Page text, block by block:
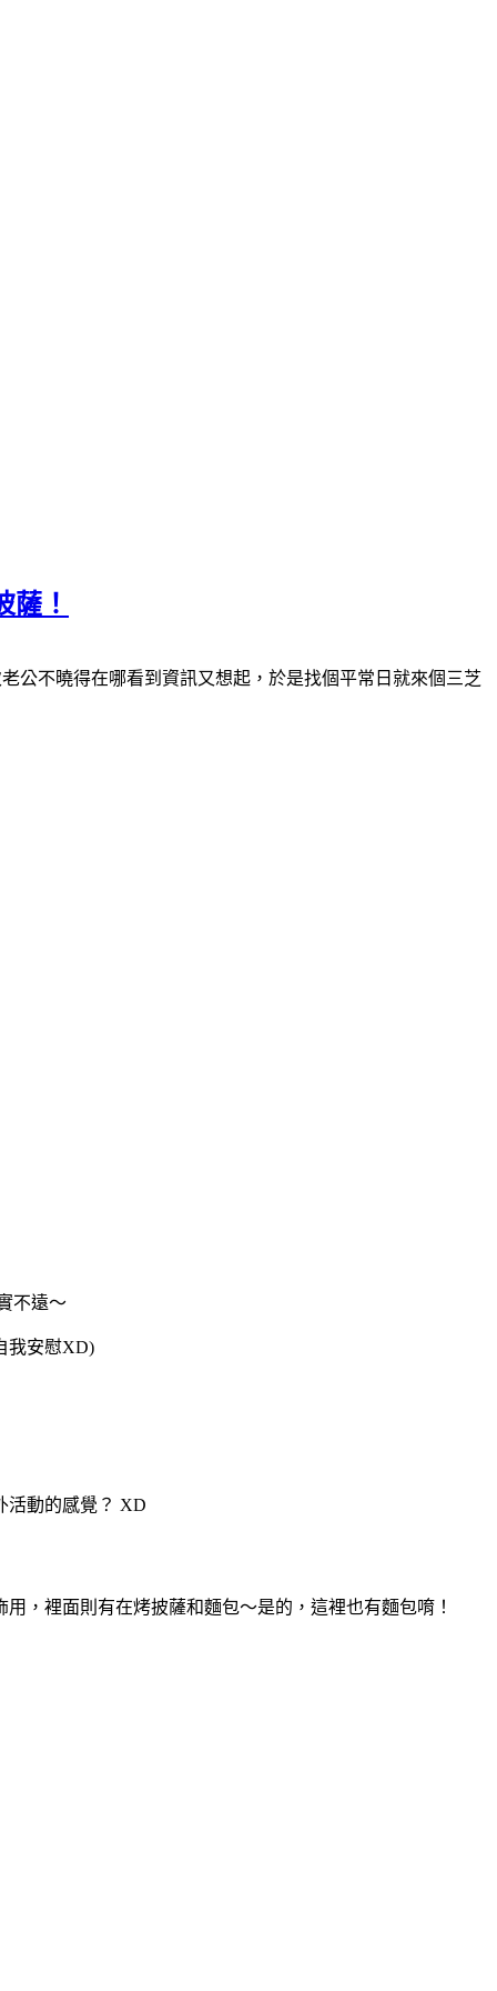
薩！
公不曉得在哪看到資訊又想起，於是找個平常日就來個三芝
不遠～
我安慰XD)
活動的感覺？ XD
，裡面則有在烤披薩和麵包～是的，這裡也有麵包唷！